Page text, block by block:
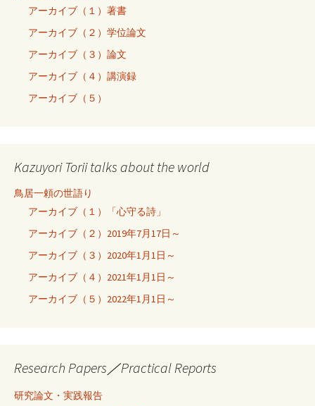
アーカイブ（１）著書
アーカイブ（２）学位論文
アーカイブ（３）論文
アーカイブ（４）講演録
アーカイブ（５）
Kazuyori Torii talks about the world
鳥居一頼の世語り
アーカイブ（１）「心守る詩」
アーカイブ（２）2019年7月17日～
アーカイブ（３）2020年1月1日～
アーカイブ（４）2021年1月1日～
アーカイブ（５）2022年1月1日～
Research Papers／Practical Reports
研究論文・実践報告